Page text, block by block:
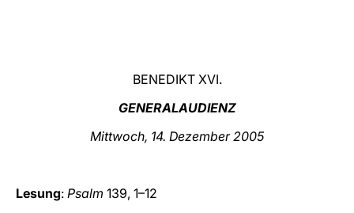
BENEDIKT XVI.
GENERALAUDIENZ
Mittwoch, 14. Dezember 2005
Lesung: Psalm 139, 1–12